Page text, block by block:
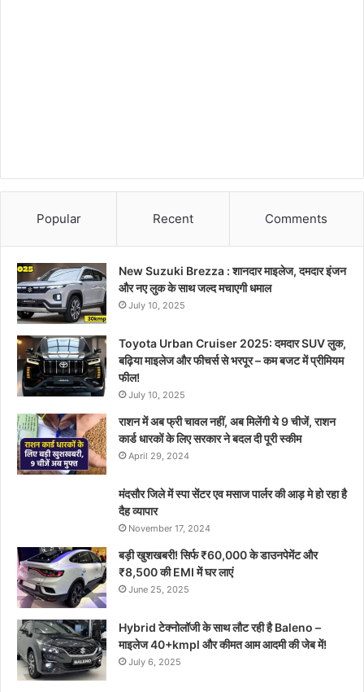
Popular Recent Comments
New Suzuki Brezza : शानदार माइलेज, दमदार इंजन
और नए लुक के साथ जल्द मचाएगी धमाल
July 10, 2025
Toyota Urban Cruiser 2025: दमदार SUV लुक,
बढ़िया माइलेज और फीचर्स से भरपूर – कम बजट में प्रीमियम
फील!
July 10, 2025
राशन में अब फ्री चावल नहीं, अब मिलेंगी ये 9 चीजें, राशन
कार्ड धारकों के लिए सरकार ने बदल दी पूरी स्कीम
April 29, 2024
मंदसौर जिले में स्पा सेंटर एव मसाज पार्लर की आड़ मे हो रहा है
दैह व्यापार
November 17, 2024
बड़ी खुशखबरी! सिर्फ ₹60,000 के डाउनपेमेंट और
₹8,500 की EMI में घर लाएं
June 25, 2025
Hybrid टेक्नोलॉजी के साथ लौट रही है Baleno –
माइलेज 40+kmpl और कीमत आम आदमी की जेब में!
July 6, 2025